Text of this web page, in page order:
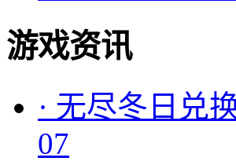
游戏资讯
· 无尽冬日兑
07